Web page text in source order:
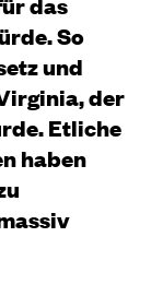
So
und
der
Etliche
haben